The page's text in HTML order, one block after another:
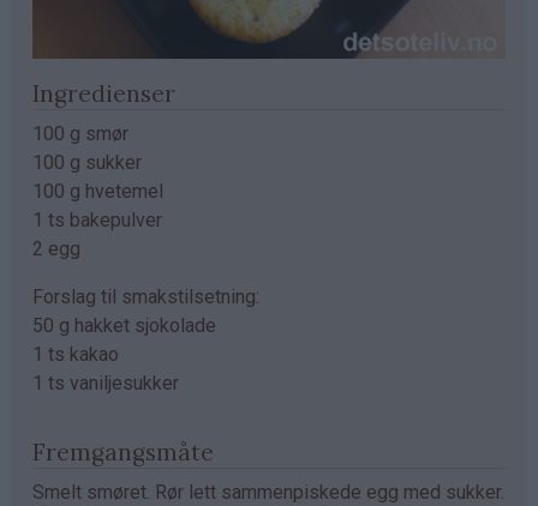
Ingredienser
100 g smør
100 g sukker
100 g hvetemel
1 ts bakepulver
2 egg
Forslag til smakstilsetning:
50 g hakket sjokolade
1 ts kakao
1 ts vaniljesukker
Fremgangsmåte
Smelt smøret. Rør lett sammenpiskede egg med sukker.